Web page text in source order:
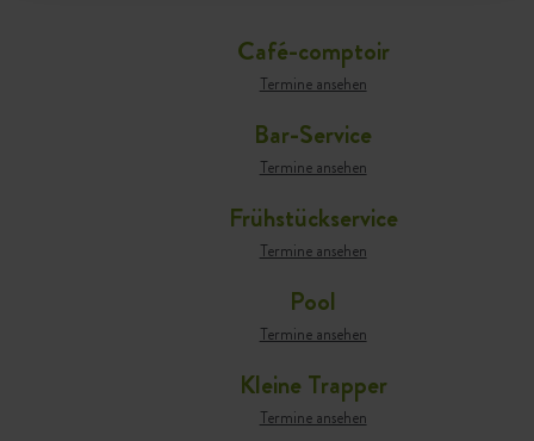
Café-comptoir
Termine ansehen
Bar-Service
Termine ansehen
Frühstückservice
Termine ansehen
Pool
Termine ansehen
Kleine Trapper
Termine ansehen